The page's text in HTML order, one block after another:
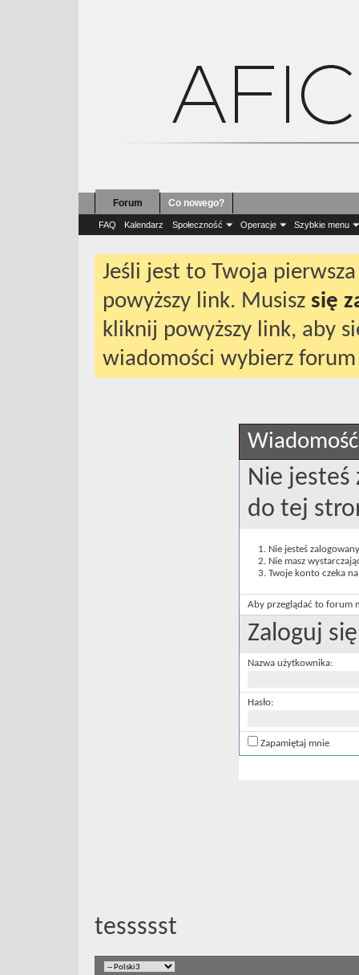
Forum
FAQ Kalendarz Społeczność Operacje Szybkie menu
Co nowego?
Wiadomość
Jeśli jest to Twoja
powyższy link. Musisz się
kliknij powyższy link, aby
wiadomości wybierz
Wiadomość
Nie jesteś
do tej
Nie jesteś
Nie masz
Twoje konto czeka
Aby przeglądać to forum
Zaloguj się
Nazwa użytkownika:
Hasło:
Zapamiętaj mnie
tessssst